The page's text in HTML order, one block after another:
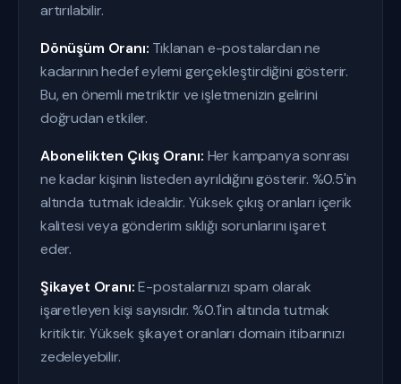
artırılabilir.
Dönüşüm Oranı: Tıklanan e-postalardan ne
kadarının hedef eylemi gerçekleştirdiğini gösterir.
Bu, en önemli metriktir ve işletmenizin gelirini
doğrudan etkiler.
Abonelikten Çıkış Oranı: Her kampanya sonrası
ne kadar kişinin listeden ayrıldığını gösterir. %0.5'in
altında tutmak idealdir. Yüksek çıkış oranları içerik
kalitesi veya gönderim sıklığı sorunlarını işaret
eder.
Şikayet Oranı:E-postalarınızı spam olarak
işaretleyen kişi sayısıdır. %0.1'in altında tutmak
kritiktir. Yüksek şikayet oranları domain itibarınızı
zedeleyebilir.